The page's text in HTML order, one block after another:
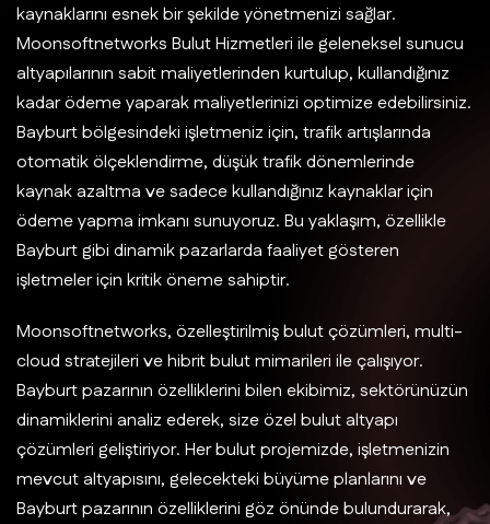
kaynaklarını esnek bir şekilde yönetmenizi sağlar.
Moonsoftnetworks Bulut Hizmetleri ile geleneksel sunucu
altyapılarının sabit maliyetlerinden kurtulup, kullandığınız
kadar ödeme yaparak maliyetlerinizi optimize edebilirsiniz.
Bayburt bölgesindeki işletmeniz için, trafik artışlarında
otomatik ölçeklendirme, düşük trafik dönemlerinde
kaynak azaltma ve sadece kullandığınız kaynaklar için
ödeme yapma imkanı sunuyoruz. Bu yaklaşım, özellikle
Bayburt gibi dinamik pazarlarda faaliyet gösteren
işletmeler için kritik öneme sahiptir.
Moonsoftnetworks, özelleştirilmiş bulut çözümleri, multi-
cloud stratejileri ve hibrit bulut mimarileri ile çalışıyor.
Bayburt pazarının özelliklerini bilen ekibimiz, sektörünüzün
dinamiklerini analiz ederek, size özel bulut altyapı
çözümleri geliştiriyor. Her bulut projemizde, işletmenizin
mevcut altyapısını, gelecekteki büyüme planlarını ve
Bayburt pazarının özelliklerini göz önünde bulundurarak,